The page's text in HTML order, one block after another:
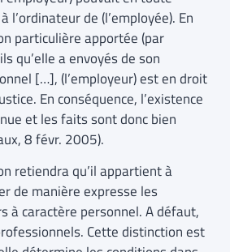
l’ordinateur de (l’employée). En
particulière apportée (par
qu’elle a envoyés de son
[…], (l’employeur) est en droit
En conséquence, l’existence
et les faits sont donc bien
8 févr. 2005).
retiendra qu’il appartient à
de manière expresse les
à caractère personnel. A défaut,
Cette distinction est